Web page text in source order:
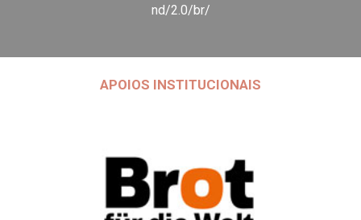
nd/2.0/br/
APOIOS INSTITUCIONAIS